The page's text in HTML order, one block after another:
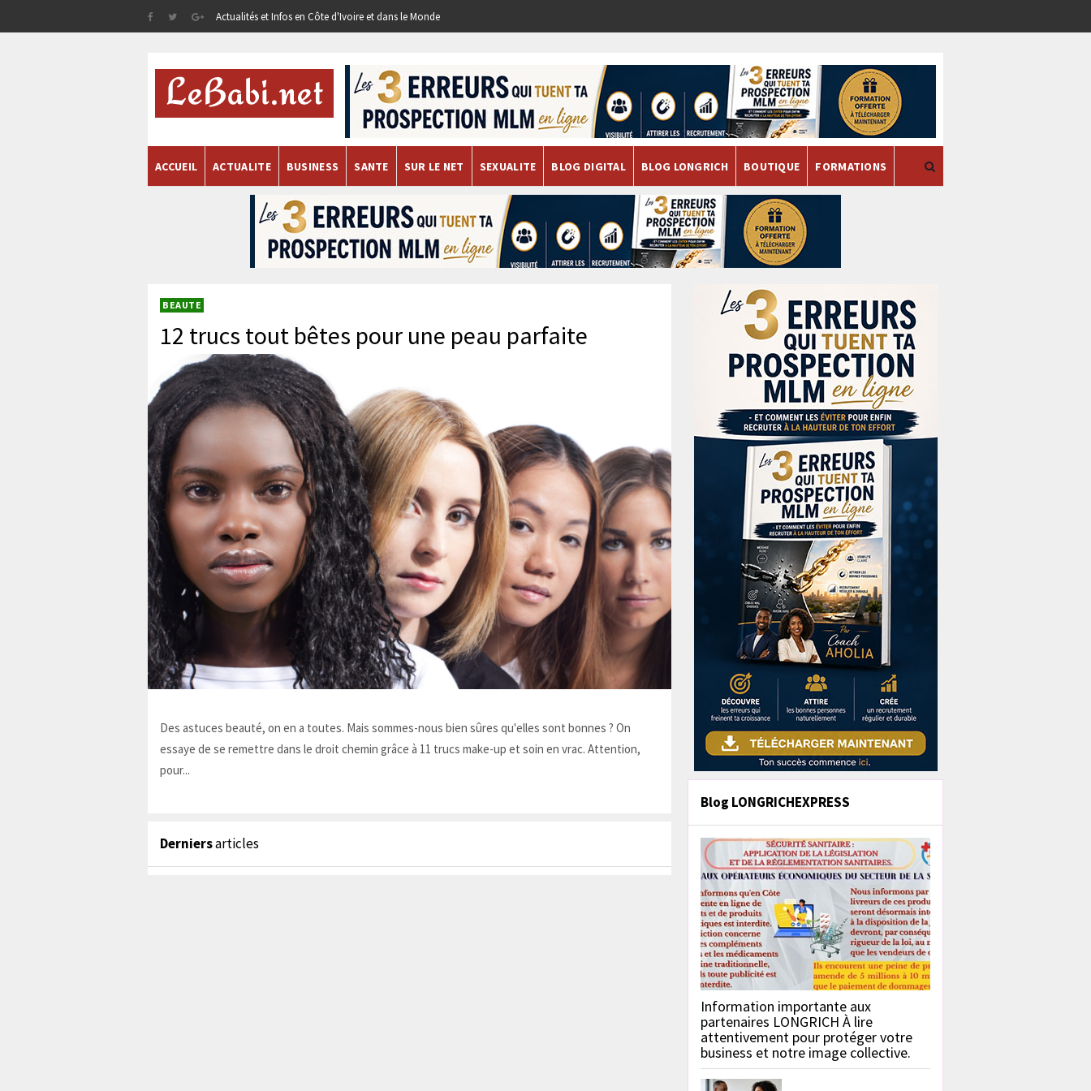
Actualités et Infos en Côte d'Ivoire et dans le Monde
ACCUEIL ACTUALITE BUSINESS SANTE SUR LE NET SEXUALITE BLOG DIGITAL BLOG LONGRICH BOUTIQUE FORMATIONS
BEAUTE
12 trucs tout bêtes pour une peau parfaite
Des astuces beauté, on en a toutes. Mais sommes-nous bien sûres qu'elles sont bonnes ? On
essaye de se remettre dans le droit chemin grâce à 11 trucs make-up et soin en vrac. Attention,
pour...
Derniersarticles
Blog LONGRICHEXPRESS
Information importante aux
partenaires LONGRICH À lire
attentivement pour protéger votre
business et notre image collective.